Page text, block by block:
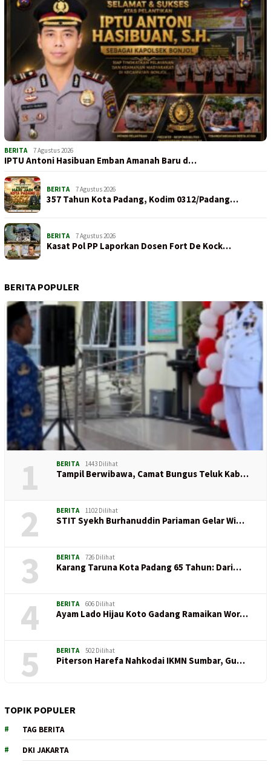
BERITA 7 Agustus 2026
IPTU Antoni Hasibuan Emban Amanah Baru d…
BERITA 7 Agustus 2026
357 Tahun Kota Padang, Kodim 0312/Padang…
BERITA 7 Agustus 2026
Kasat Pol PP Laporkan Dosen Fort De Kock…
BERITA POPULER
1 BERITA 1443 Dilihat
Tampil Berwibawa, Camat Bungus Teluk Kab…
2 BERITA 1102 Dilihat
STIT Syekh Burhanuddin Pariaman Gelar Wi…
3 BERITA 726 Dilihat
Karang Taruna Kota Padang 65 Tahun: Dari…
4 BERITA 606 Dilihat
Ayam Lado Hijau Koto Gadang Ramaikan Wor…
5 BERITA 502 Dilihat
Piterson Harefa Nahkodai IKMN Sumbar, Gu…
TOPIK POPULER
TAG BERITA
DKI JAKARTA